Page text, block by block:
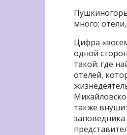
много:
Цифра
одной
такой: где
отелей,
также
заповедника